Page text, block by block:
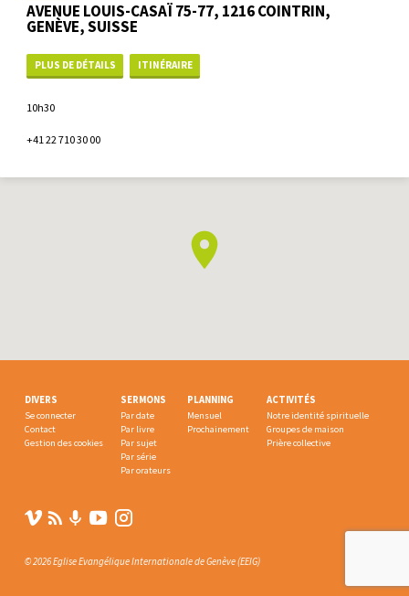
AVENUE LOUIS-CASAÏ 75-77, 1216 COINTRIN,
GENÈVE, SUISSE
PLUS DE DÉTAILS ITINÉRAIRE
10h30
+41 22 710 30 00
DIVERS
Se connecter
Contact
Gestion des cookies
SERMONS
Par date
Par livre
Par sujet
Par série
Par orateurs
PLANNING
Mensuel
Prochainement
ACTIVITÉS
Notre identité spirituelle
Groupes de maison
Prière collective
© 2026 Eglise Evangélique Internationale de Genève (EEIG)